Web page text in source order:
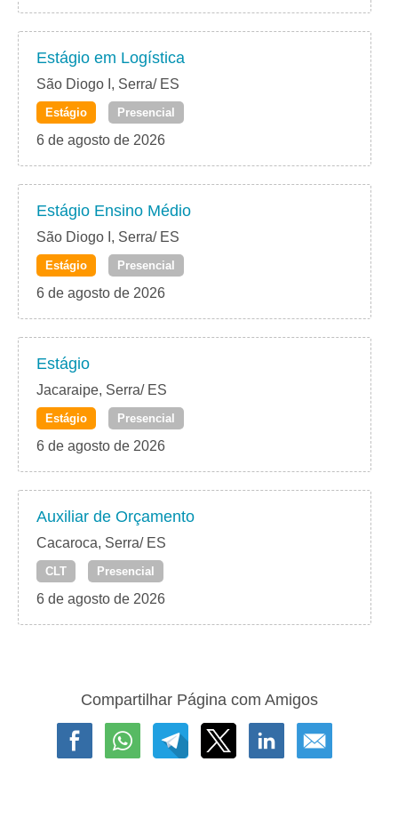
Estágio em Logística
São Diogo I, Serra/ ES
Estágio Presencial
6 de agosto de 2026
Estágio Ensino Médio
São Diogo I, Serra/ ES
Estágio Presencial
6 de agosto de 2026
Estágio
Jacaraipe, Serra/ ES
Estágio Presencial
6 de agosto de 2026
Auxiliar de Orçamento
Cacaroca, Serra/ ES
CLT Presencial
6 de agosto de 2026
Compartilhar Página com Amigos